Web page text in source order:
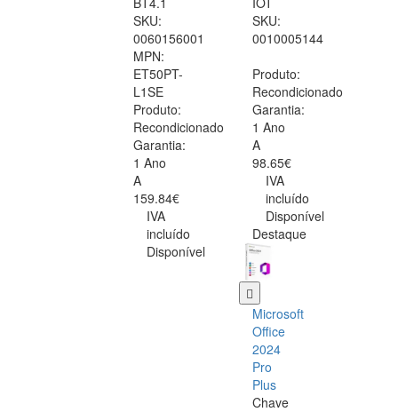
SKU:
0060156001
MPN:
ET50PT-
L1SE
Produto:
Recondicionado
Garantia:
1 Ano
A
159.84€
IVA
incluído
Disponível
SKU:
0010005144
Produto:
Recondicionado
Garantia:
1 Ano
A
98.65€
IVA
incluído
Disponível
Destaque
Microsoft
Office
2024
Pro
Plus
Chave